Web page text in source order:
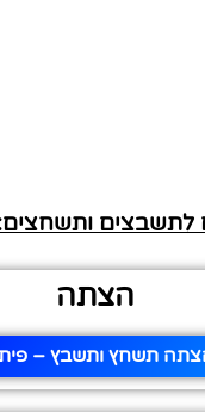
לתשבצים
הצתה
תשחץ ותשבץ –